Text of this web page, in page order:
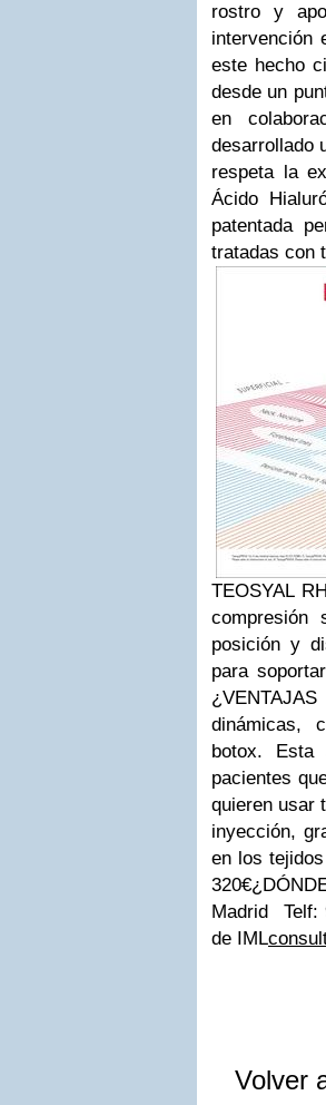
rostro y
intervención
este hecho
desde un
en
desarrollado
respeta la
Ácido
patentada
tratadas con
TEOSYAL
compresión
posición y
para
dinámicas,
botox. Esta
pacientes
quieren usar
inyección,
en los
320€
Madrid Telf:
de IML
Volver